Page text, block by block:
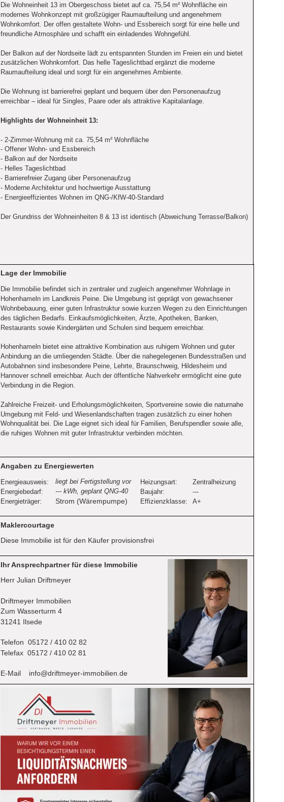
Energieausweis:
Energiebedarf:
Energieträger:
Angaben zu Energiewerten
Heizungsart:
Baujahr:
Effizienzklasse:
liegt bei Fertigstellung vor
--- kWh, geplant QNG-40
Strom (Wärempumpe)
Zentralheizung
---
A+
Diese Immobilie ist für den Käufer provisionsfrei
Maklercourtage
Die Immobilie befindet sich in zentraler und zugleich angenehmer Wohnlage in
Hohenhameln im Landkreis Peine. Die Umgebung ist geprägt von gewachsener
Wohnbebauung, einer guten Infrastruktur sowie kurzen Wegen zu den Einrichtungen
des täglichen Bedarfs. Einkaufsmöglichkeiten, Ärzte, Apotheken, Banken,
Restaurants sowie Kindergärten und Schulen sind bequem erreichbar.
Hohenhameln bietet eine attraktive Kombination aus ruhigem Wohnen und guter
Anbindung an die umliegenden Städte. Über die nahegelegenen Bundesstraßen und
Autobahnen sind insbesondere Peine, Lehrte, Braunschweig, Hildesheim und
Hannover schnell erreichbar. Auch der öffentliche Nahverkehr ermöglicht eine gute
Verbindung in die Region.
Zahlreiche Freizeit- und Erholungsmöglichkeiten, Sportvereine sowie die naturnahe
Umgebung mit Feld- und Wiesenlandschaften tragen zusätzlich zu einer hohen
Wohnqualität bei. Die Lage eignet sich ideal für Familien, Berufspendler sowie alle,
die ruhiges Wohnen mit guter Infrastruktur verbinden möchten.
Lage der Immobilie
Herr Julian Driftmeyer
Driftmeyer Immobilien
Zum Wasserturm 4
31241 Ilsede
Telefon  05172 / 410 02 82
Telefax  05172 / 410 02 81
E-Mail info@driftmeyer-immobilien.de
Ihr Ansprechpartner für diese Immobilie
Die Wohneinheit 13 im Obergeschoss bietet auf ca. 75,54 m² Wohnfläche ein
modernes Wohnkonzept mit großzügiger Raumaufteilung und angenehmem
Wohnkomfort. Der offen gestaltete Wohn- und Essbereich sorgt für eine helle und
freundliche Atmosphäre und schafft ein einladendes Wohngefühl.
Der Balkon auf der Nordseite lädt zu entspannten Stunden im Freien ein und bietet
zusätzlichen Wohnkomfort. Das helle Tageslichtbad ergänzt die moderne
Raumaufteilung ideal und sorgt für ein angenehmes Ambiente.
Die Wohnung ist barrierefrei geplant und bequem über den Personenaufzug
erreichbar – ideal für Singles, Paare oder als attraktive Kapitalanlage.
Highlights der Wohneinheit 13:
- 2-Zimmer-Wohnung mit ca. 75,54 m² Wohnfläche
- Offener Wohn- und Essbereich
- Balkon auf der Nordseite
- Helles Tageslichtbad
- Barrierefreier Zugang über Personenaufzug
- Moderne Architektur und hochwertige Ausstattung
- Energieeffizientes Wohnen im QNG-/KfW-40-Standard
Der Grundriss der Wohneinheiten 8 & 13 ist identisch (Abweichung Terrasse/Balkon)